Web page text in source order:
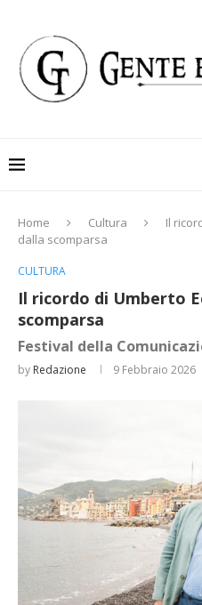
Home Cultura
Il
dalla scomparsa
CULTURA
Il ricordo di Umberto
scomparsa
Festival della
by Redazione 9 Febbraio 2026